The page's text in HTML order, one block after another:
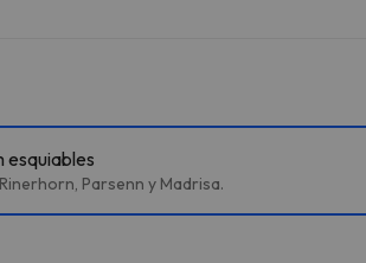
esquiables
Parsenn y Madrisa.